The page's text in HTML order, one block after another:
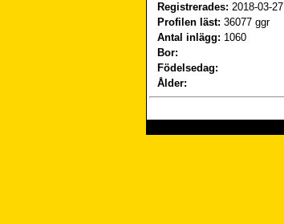
Registrerades: 2018-03-27
Profilen läst: 36077 ggr
Antal inlägg: 1060
Bor:
Födelsedag:
Ålder: